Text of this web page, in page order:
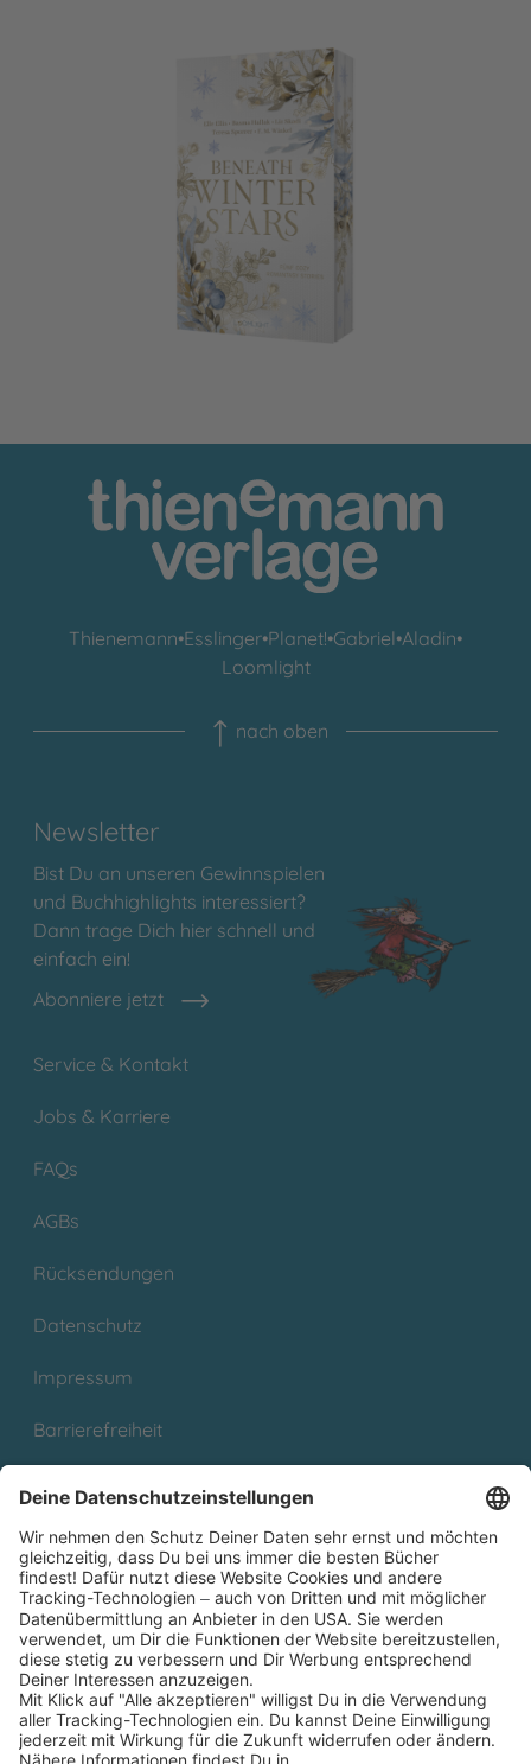
Beneath Winter Stars
Thienemann•Esslinger•Planet!•Gabriel•Aladin•
Loomlight
nach oben
Newsletter
Bist Du an unseren Gewinnspielen
und Buchhighlights interessiert?
Dann trage Dich hier schnell und
einfach ein!
Abonniere jetzt
Service & Kontakt
Jobs & Karriere
FAQs
AGBs
Rücksendungen
Datenschutz
Impressum
Barrierefreiheit
Partnerprogramm (Affiliate)
Folge uns auf
* Versandkostenfrei ab 9,00 € Bestellwert innerhalb